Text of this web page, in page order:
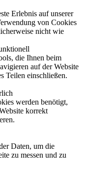
Erlebnis auf unserer
von Cookies
nicht wie
die Ihnen beim
auf der Website
Teilen einschließen.
werden benötigt,
korrekt
Daten, um die
zu messen und zu